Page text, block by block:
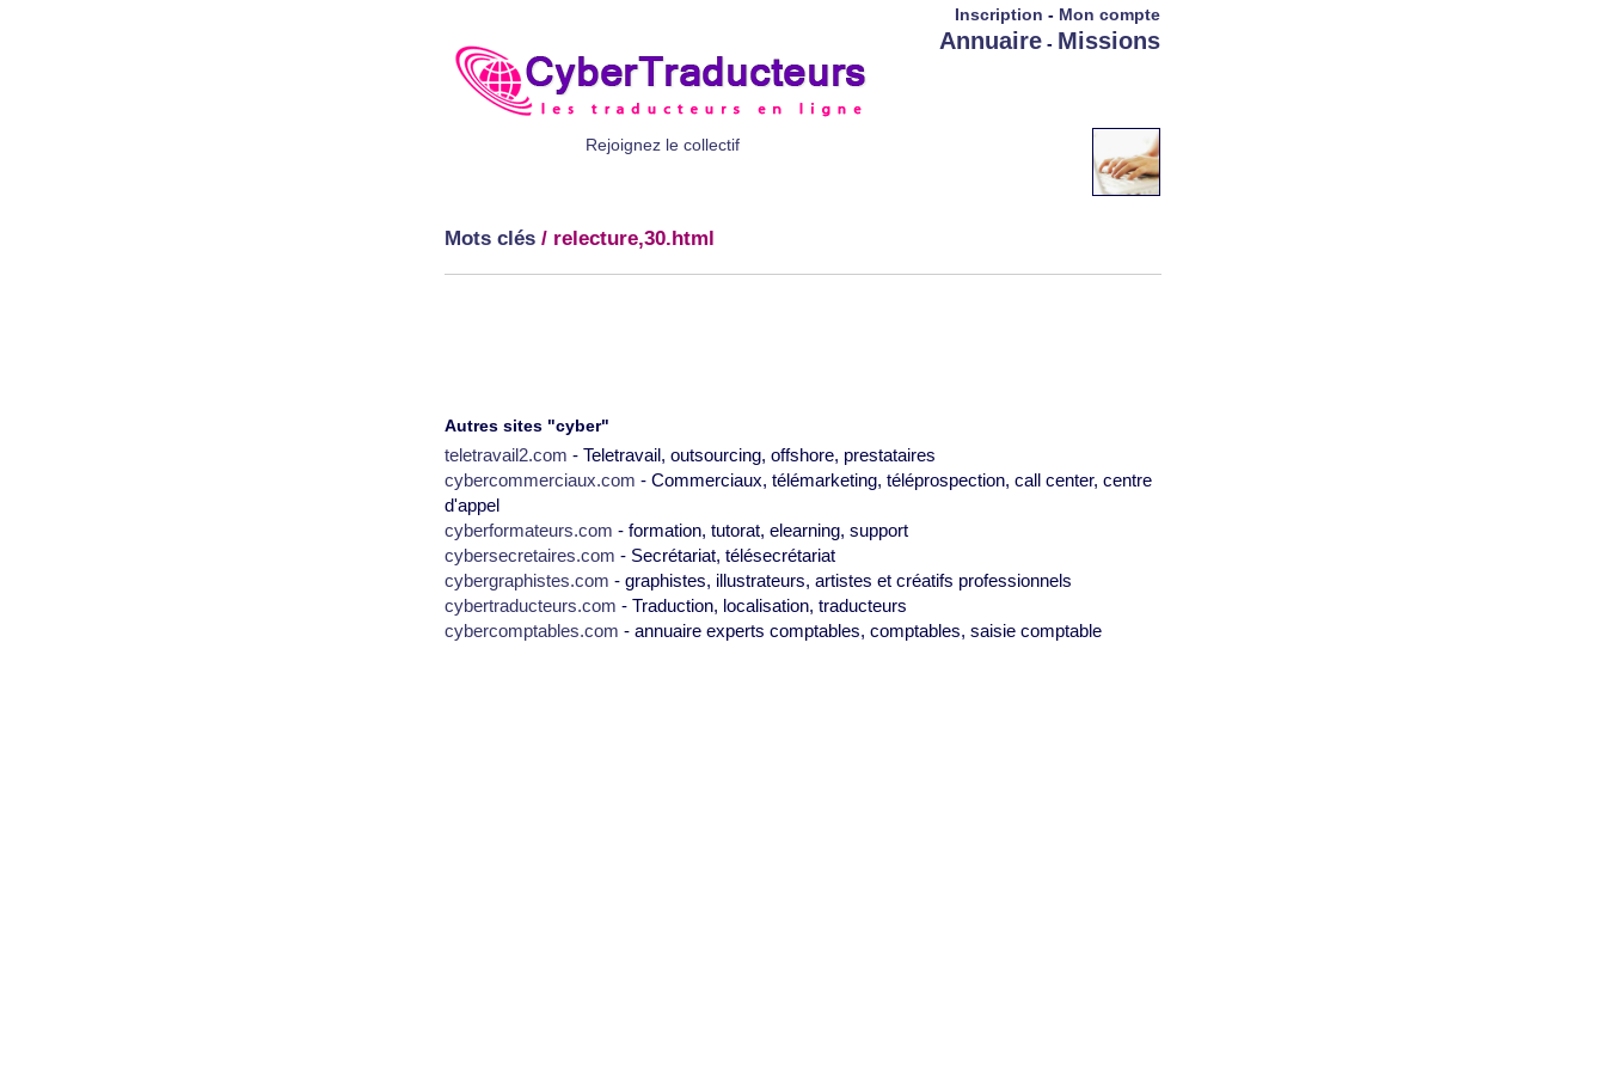
Rejoignez le collectif
Inscription - Mon compte
Annuaire - Missions
Mots clés / relecture,30.html
Autres sites "cyber"
teletravail2.com - Teletravail, outsourcing, offshore, prestataires
cybercommerciaux.com - Commerciaux, télémarketing, téléprospection, call center, centre
d'appel
cyberformateurs.com - formation, tutorat, elearning, support
cybersecretaires.com - Secrétariat, télésecrétariat
cybergraphistes.com - graphistes, illustrateurs, artistes et créatifs professionnels
cybertraducteurs.com - Traduction, localisation, traducteurs
cybercomptables.com - annuaire experts comptables, comptables, saisie comptable